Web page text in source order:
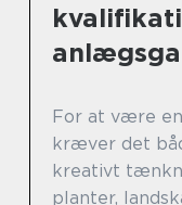
For at være
kræver det
kreativt
planter,